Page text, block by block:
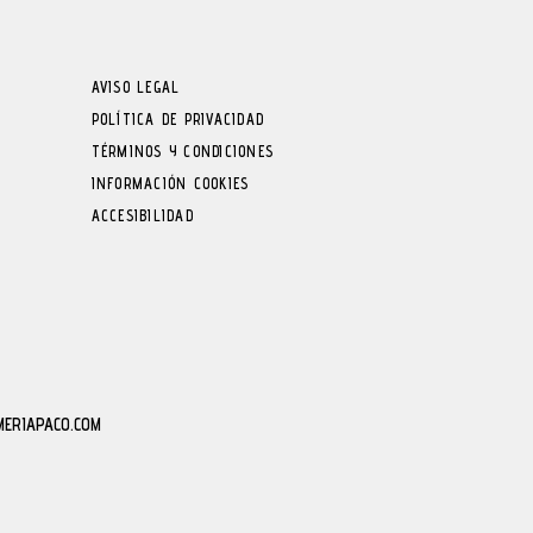
AVISO LEGAL
POLÍTICA DE PRIVACIDAD
TÉRMINOS Y CONDICIONES
INFORMACIÓN COOKIES
ACCESIBILIDAD